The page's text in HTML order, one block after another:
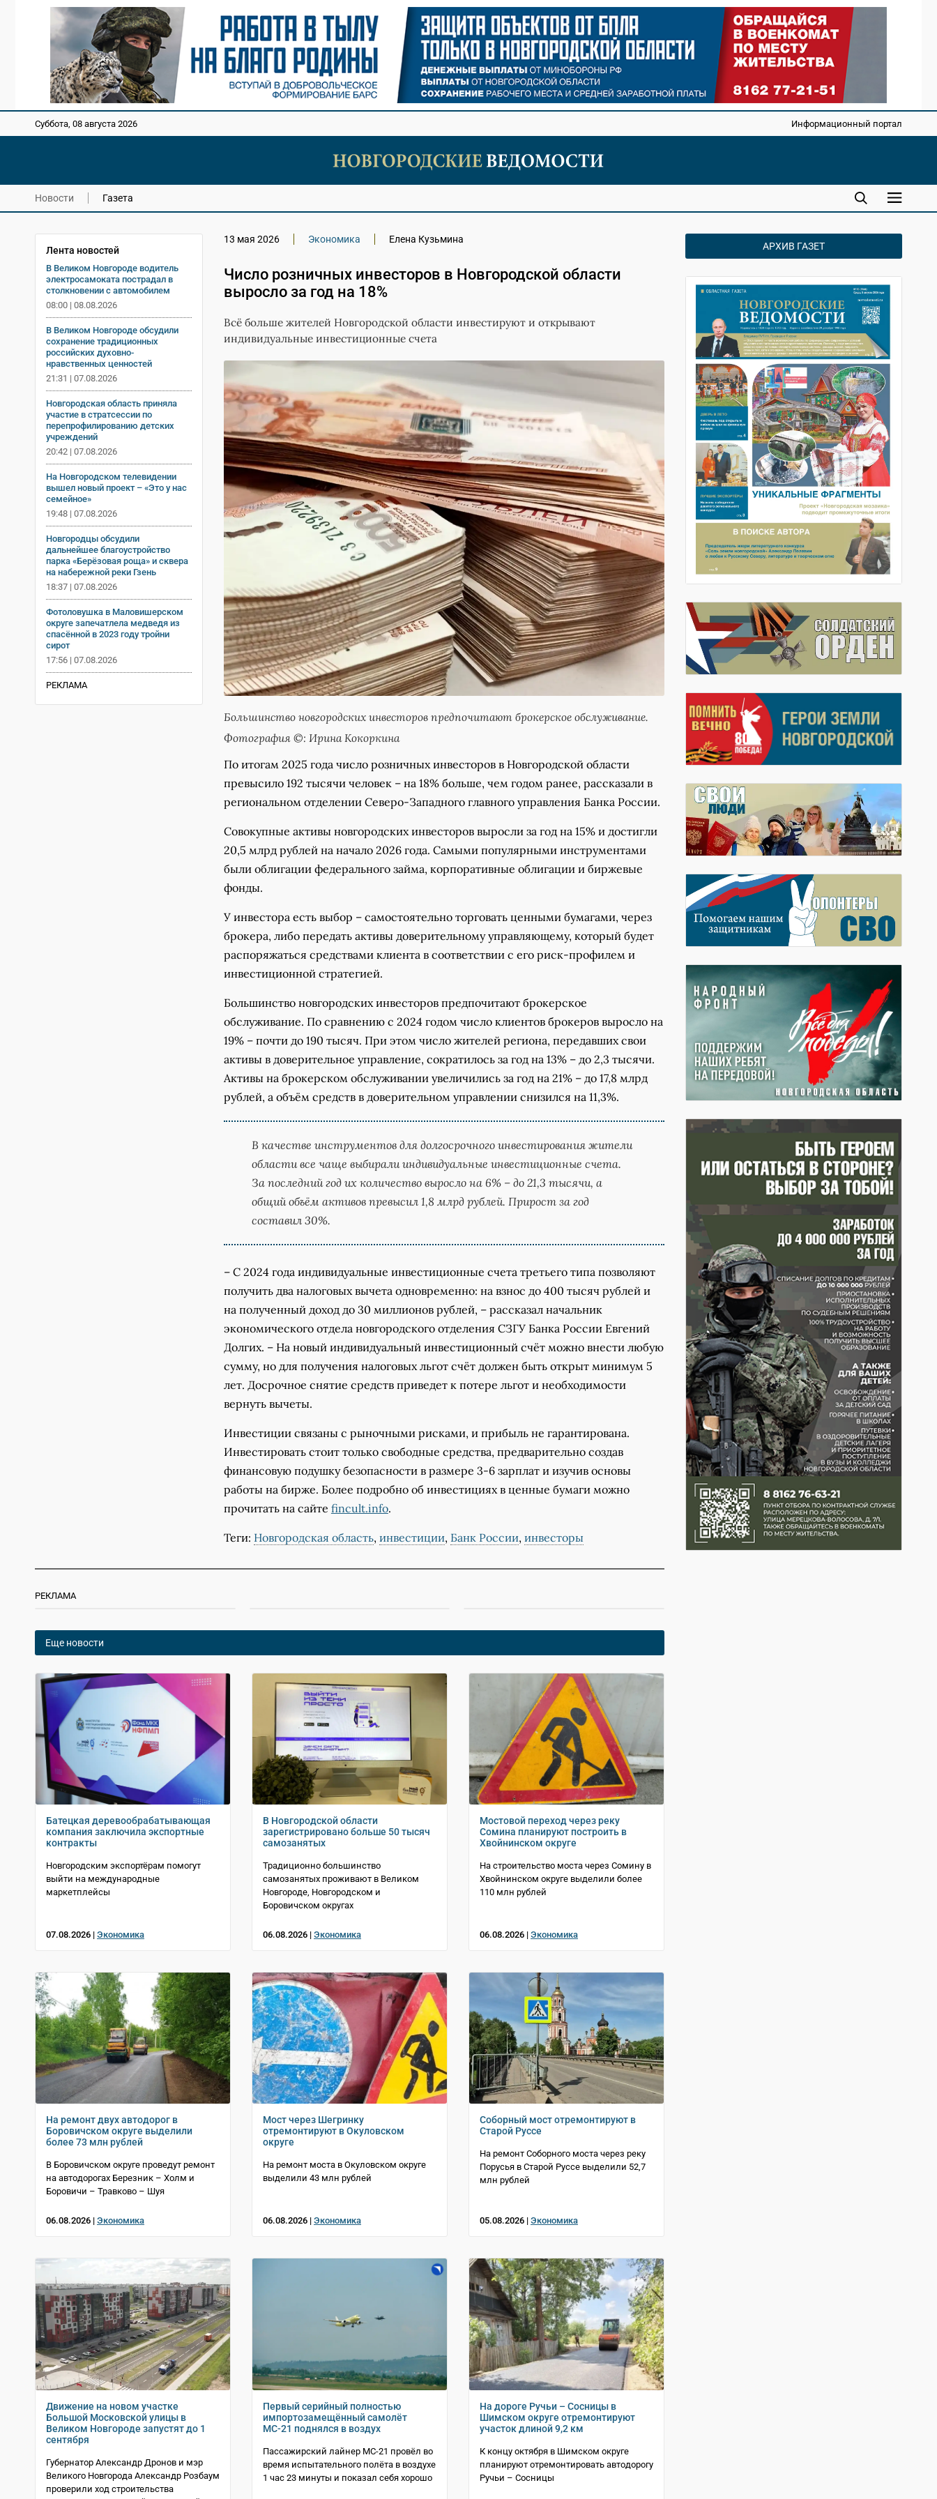
Суббота, 08 августа 2026 Информационный портал
Новости Газета
Лента новостей
В Великом Новгороде водитель
электросамоката пострадал в
столкновении с автомобилем
08:00 | 08.08.2026
В Великом Новгороде обсудили
сохранение традиционных
российских духовно-
нравственных ценностей
21:31 | 07.08.2026
Новгородская область приняла
участие в стратсессии по
перепрофилированию детских
учреждений
20:42 | 07.08.2026
На Новгородском телевидении
вышел новый проект – «Это у нас
семейное»
19:48 | 07.08.2026
Новгородцы обсудили
дальнейшее благоустройство
парка «Берёзовая роща» и сквера
на набережной реки Гзень
18:37 | 07.08.2026
Фотоловушка в Маловишерском
округе запечатлела медведя из
спасённой в 2023 году тройни
сирот
17:56 | 07.08.2026
РЕКЛАМА
13 мая 2026 Экономика Елена Кузьмина
Число розничных инвесторов в Новгородской области
выросло за год на 18%
Всё больше жителей Новгородской области инвестируют и открывают
индивидуальные инвестиционные счета
Большинство новгородских инвесторов предпочитают брокерское обслуживание.
Фотография ©: Ирина Кокоркина
По итогам 2025 года число розничных инвесторов в Новгородской области
превысило 192 тысячи человек – на 18% больше, чем годом ранее, рассказали в
региональном отделении Северо-Западного главного управления Банка России.
Совокупные активы новгородских инвесторов выросли за год на 15% и достигли
20,5 млрд рублей на начало 2026 года. Самыми популярными инструментами
были облигации федерального займа, корпоративные облигации и биржевые
фонды.
У инвестора есть выбор – самостоятельно торговать ценными бумагами, через
брокера, либо передать активы доверительному управляющему, который будет
распоряжаться средствами клиента в соответствии с его риск-профилем и
инвестиционной стратегией.
Большинство новгородских инвесторов предпочитают брокерское
обслуживание. По сравнению с 2024 годом число клиентов брокеров выросло на
19% – почти до 190 тысяч. При этом число жителей региона, передавших свои
активы в доверительное управление, сократилось за год на 13% – до 2,3 тысячи.
Активы на брокерском обслуживании увеличились за год на 21% – до 17,8 млрд
рублей, а объём средств в доверительном управлении снизился на 11,3%.
В качестве инструментов для долгосрочного инвестирования жители
области все чаще выбирали индивидуальные инвестиционные счета.
За последний год их количество выросло на 6% – до 21,3 тысячи, а
общий объём активов превысил 1,8 млрд рублей. Прирост за год
составил 30%.
– С 2024 года индивидуальные инвестиционные счета третьего типа позволяют
получить два налоговых вычета одновременно: на взнос до 400 тысяч рублей и
на полученный доход до 30 миллионов рублей, – рассказал начальник
экономического отдела новгородского отделения СЗГУ Банка России Евгений
Долгих. – На новый индивидуальный инвестиционный счёт можно внести любую
сумму, но для получения налоговых льгот счёт должен быть открыт минимум 5
лет. Досрочное снятие средств приведет к потере льгот и необходимости
вернуть вычеты.
Инвестиции связаны с рыночными рисками, и прибыль не гарантирована.
Инвестировать стоит только свободные средства, предварительно создав
финансовую подушку безопасности в размере 3-6 зарплат и изучив основы
работы на бирже. Более подробно об инвестициях в ценные бумаги можно
прочитать на сайте fincult.info.
Теги: Новгородская область, инвестиции, Банк России, инвесторы
РЕКЛАМА
Еще новости
Батецкая деревообрабатывающая
компания заключила экспортные
контракты
Новгородским экспортёрам помогут
выйти на международные
маркетплейсы
07.08.2026 | Экономика
В Новгородской области
зарегистрировано больше 50 тысяч
самозанятых
Традиционно большинство
самозанятых проживают в Великом
Новгороде, Новгородском и
Боровичском округах
06.08.2026 | Экономика
Мостовой переход через реку
Сомина планируют построить в
Хвойнинском округе
На строительство моста через Сомину в
Хвойнинском округе выделили более
110 млн рублей
06.08.2026 | Экономика
На ремонт двух автодорог в
Боровичском округе выделили
более 73 млн рублей
В Боровичском округе проведут ремонт
на автодорогах Березник – Холм и
Боровичи – Травково – Шуя
06.08.2026 | Экономика
Мост через Шегринку
отремонтируют в Окуловском
округе
На ремонт моста в Окуловском округе
выделили 43 млн рублей
06.08.2026 | Экономика
Соборный мост отремонтируют в
Старой Руссе
На ремонт Соборного моста через реку
Порусья в Старой Руссе выделили 52,7
млн рублей
05.08.2026 | Экономика
Движение на новом участке
Большой Московской улицы в
Великом Новгороде запустят до 1
сентября
Губернатор Александр Дронов и мэр
Великого Новгорода Александр Розбаум
проверили ход строительства
Первый серийный полностью
импортозамещённый самолёт
МС-21 поднялся в воздух
Пассажирский лайнер МС-21 провёл во
время испытательного полёта в воздухе
1 час 23 минуты и показал себя хорошо
На дороге Ручьи – Сосницы в
Шимском округе отремонтируют
участок длиной 9,2 км
К концу октября в Шимском округе
планируют отремонтировать автодорогу
Ручьи – Сосницы
АРХИВ ГАЗЕТ